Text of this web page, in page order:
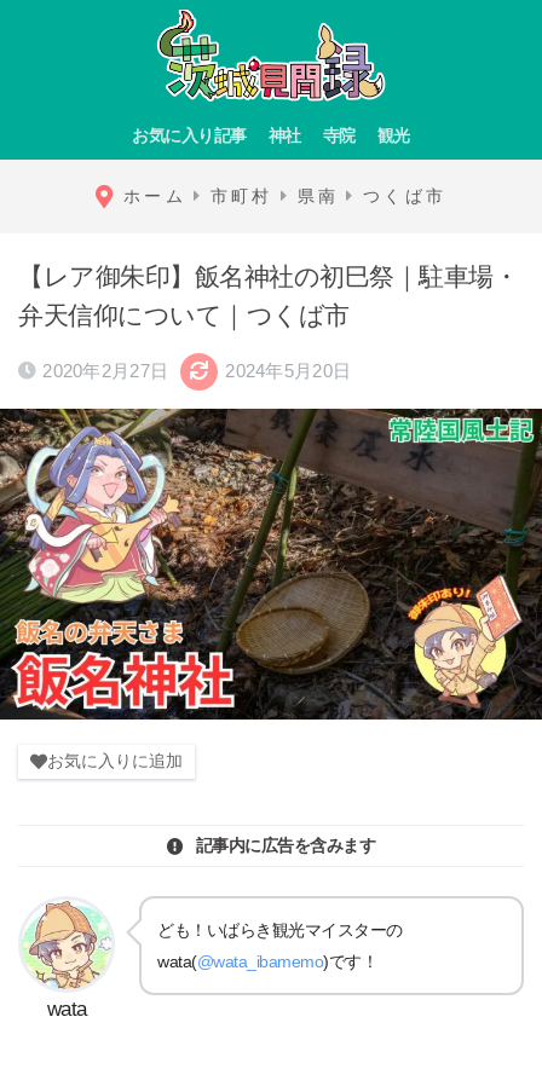
お気に入り記事 神社 寺院 観光
ホーム 市町村 県南 つくば市
【レア御朱印】飯名神社の初巳祭｜駐車場・
弁天信仰について｜つくば市
2020年2月27日 2024年5月20日
お気に入りに追加
記事内に広告を含みます
wata
ども！いばらき観光マイスターの
wata(@wata_ibamemo)です！